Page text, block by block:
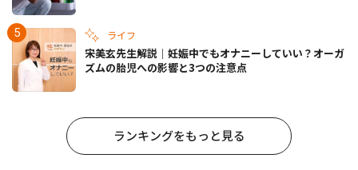
ライフ
宋美玄先生解説｜妊娠中でもオナニーしていい？オーガ
ズムの胎児への影響と3つの注意点
ランキングをもっと見る